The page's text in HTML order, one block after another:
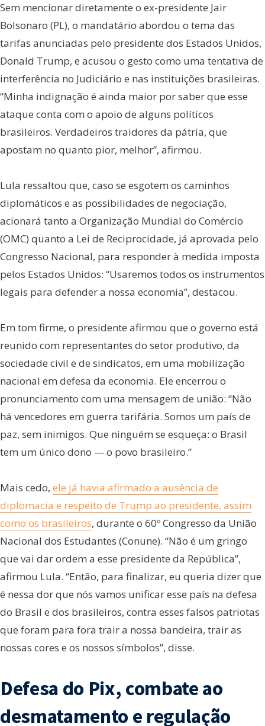
Sem mencionar diretamente o ex-presidente Jair
Bolsonaro (PL), o mandatário abordou o tema das
tarifas anunciadas pelo presidente dos Estados Unidos,
Donald Trump, e acusou o gesto como uma tentativa de
interferência no Judiciário e nas instituições brasileiras.
“Minha indignação é ainda maior por saber que esse
ataque conta com o apoio de alguns políticos
brasileiros. Verdadeiros traidores da pátria, que
apostam no quanto pior, melhor”, afirmou.
Lula ressaltou que, caso se esgotem os caminhos
diplomáticos e as possibilidades de negociação,
acionará tanto a Organização Mundial do Comércio
(OMC) quanto a Lei de Reciprocidade, já aprovada pelo
Congresso Nacional, para responder à medida imposta
pelos Estados Unidos: “Usaremos todos os instrumentos
legais para defender a nossa economia”, destacou.
Em tom firme, o presidente afirmou que o governo está
reunido com representantes do setor produtivo, da
sociedade civil e de sindicatos, em uma mobilização
nacional em defesa da economia. Ele encerrou o
pronunciamento com uma mensagem de união: “Não
há vencedores em guerra tarifária. Somos um país de
paz, sem inimigos. Que ninguém se esqueça: o Brasil
tem um único dono — o povo brasileiro.”
Mais cedo, ele já havia afirmado a ausência de
diplomacia e respeito de Trump ao presidente, assim
como os brasileiros, durante o 60º Congresso da União
Nacional dos Estudantes (Conune). “Não é um gringo
que vai dar ordem a esse presidente da República”,
afirmou Lula. “Então, para finalizar, eu queria dizer que
é nessa dor que nós vamos unificar esse país na defesa
do Brasil e dos brasileiros, contra esses falsos patriotas
que foram para fora trair a nossa bandeira, trair as
nossas cores e os nossos símbolos”, disse.
Defesa do Pix, combate ao
desmatamento e regulação